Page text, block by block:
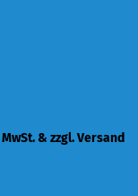
& zzgl. Versand